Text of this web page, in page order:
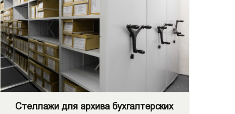
Стеллажи для архива бухгалтерских